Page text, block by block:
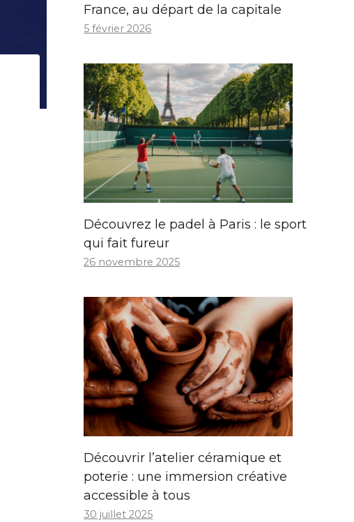
France, au départ de la capitale
5 février 2026
Découvrez le padel à Paris : le sport
qui fait fureur
26 novembre 2025
Découvrir l’atelier céramique et
poterie : une immersion créative
accessible à tous
30 juillet 2025